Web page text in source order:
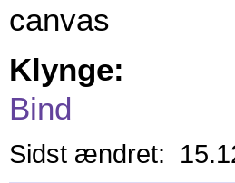
canvas
Klynge:
Bind
Sidst ændret: